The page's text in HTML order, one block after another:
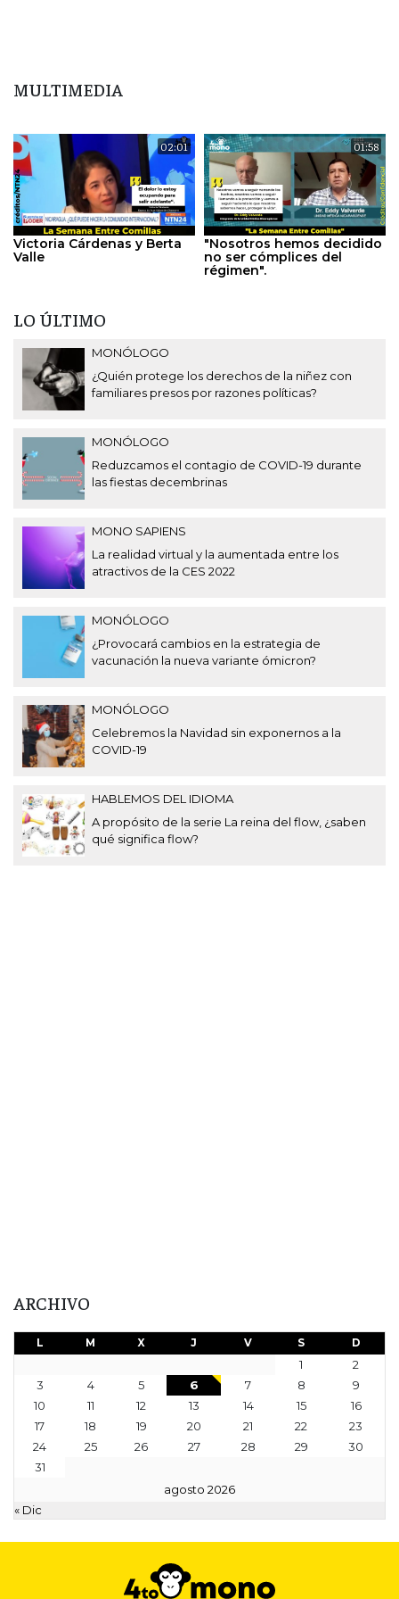
MULTIMEDIA
02:01
Victoria Cárdenas y Berta
Valle
01:58
"Nosotros hemos decidido
no ser cómplices del
régimen".
LO ÚLTIMO
MONÓLOGO
¿Quién protege los derechos de la niñez con
familiares presos por razones políticas?
MONÓLOGO
Reduzcamos el contagio de COVID-19 durante
las fiestas decembrinas
MONO SAPIENS
La realidad virtual y la aumentada entre los
atractivos de la CES 2022
MONÓLOGO
¿Provocará cambios en la estrategia de
vacunación la nueva variante ómicron?
MONÓLOGO
Celebremos la Navidad sin exponernos a la
COVID-19
HABLEMOS DEL IDIOMA
A propósito de la serie La reina del flow, ¿saben
qué significa flow?
ARCHIVO
agosto 2026
L M X J V S D
1
2
3
4 5 6 7 8
9
10
11 12 13 14 15
16
17
18 19 20 21 22
23
24
25 26 27 28 29
30
31
« Dic